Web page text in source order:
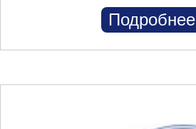
Подробнее